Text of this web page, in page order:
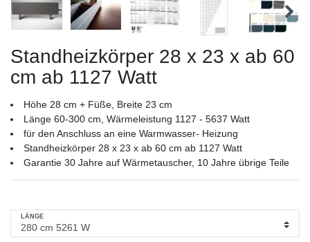
Standheizkörper 28 x 23 x ab 60
cm ab 1127 Watt
Höhe 28 cm + Füße, Breite 23 cm
Länge 60-300 cm, Wärmeleistung 1127 - 5637 Watt
für den Anschluss an eine Warmwasser- Heizung
Standheizkörper 28 x 23 x ab 60 cm ab 1127 Watt
Garantie 30 Jahre auf Wärmetauscher, 10 Jahre übrige Teile
LÄNGE